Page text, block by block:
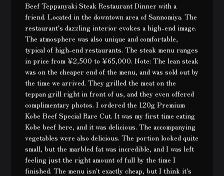
Beef Teppanyaki Steak Restaurant Dinner with a
friend. Located in the downtown area of ​​Sannomiya. The
restaurant's dazzling interior evokes a high-end image.
The atmosphere was also unique and comfortable,
typical of high-end restaurants. The steak menu ranges
in price from ¥2,500 to ¥65,000. Note: The lean steak
was on the cheaper end of the menu, and was sold out by
the time we arrived. They grilled the meat on the
teppan grill right in front of us, and they even offered
complimentary photos. I ordered the 120g Premium
Kobe Beef Special Rare Cut. It was my first time eating
Kobe beef here, and it was delicious. The accompanying
vegetables were also delicious. The portion looked quite
small, but the marbled fat was incredible, and I was left
feeling just the right amount of full by the time I
finished. The menu isn't exactly cheap, but I think it's